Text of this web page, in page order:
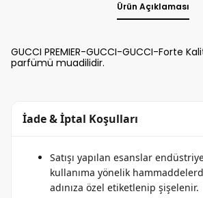
Ürün Açıklaması
GUCCI PREMIER-GUCCI-GUCCI-Forte
parfümü muadilidir.
İade & İptal Koşulları
Satışı yapılan esanslar
kullanıma yönelik
adınıza özel etiketlenip şişelenir.